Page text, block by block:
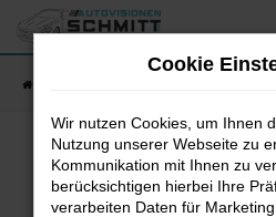
Zum
Hauptinhalt
Fehler: Network
Cookie
Wir nutzen Cookies, um Ihnen
Nutzung unserer Webseite zu
Kommunikation mit Ihnen zu
berücksichtigen hierbei Ihre
verarbeiten Daten für